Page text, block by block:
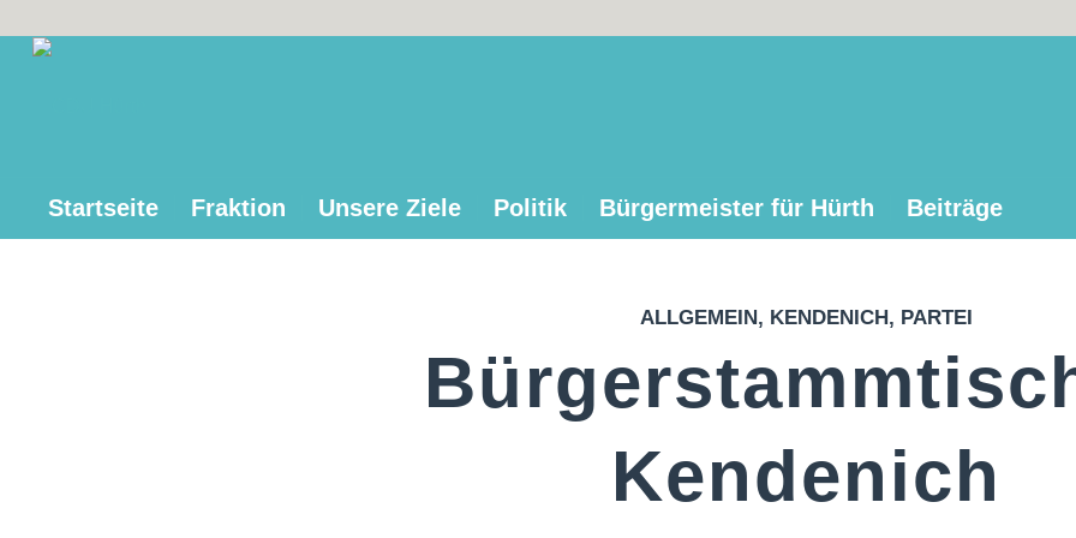
Startseite Fraktion Unsere Ziele Politik Bürgermeister für Hürth Beiträge
ALLGEMEIN, KENDENICH, PARTEI
Kendenich